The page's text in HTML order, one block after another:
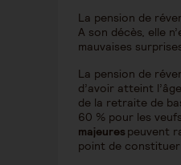
La pension de
A son décès, elle
mauvaises
La pension de
d’avoir atteint
de la retraite de
60 % pour les
majeures peuvent
point de constituer